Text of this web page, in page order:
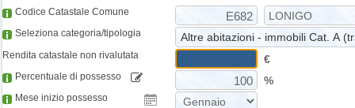
Codice Catastale Comune
Seleziona categoria/tipologia
Rendita catastale non rivalutata
€
Percentuale di possesso %
Mese inizio possesso